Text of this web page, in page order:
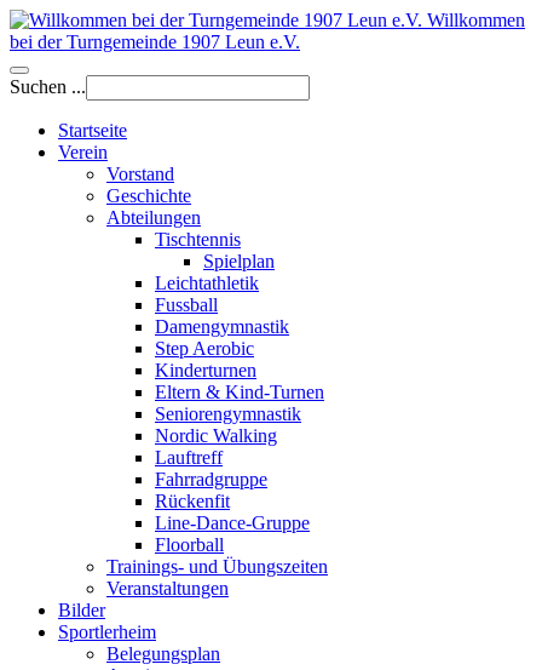
Willkommen
bei der Turngemeinde 1907 Leun e.V.
Suchen ...
Startseite
Verein
Vorstand
Geschichte
Abteilungen
Tischtennis
Spielplan
Leichtathletik
Fussball
Damengymnastik
Step Aerobic
Kinderturnen
Eltern & Kind-Turnen
Seniorengymnastik
Nordic Walking
Lauftreff
Fahrradgruppe
Rückenfit
Line-Dance-Gruppe
Floorball
Trainings- und Übungszeiten
Veranstaltungen
Bilder
Sportlerheim
Belegungsplan